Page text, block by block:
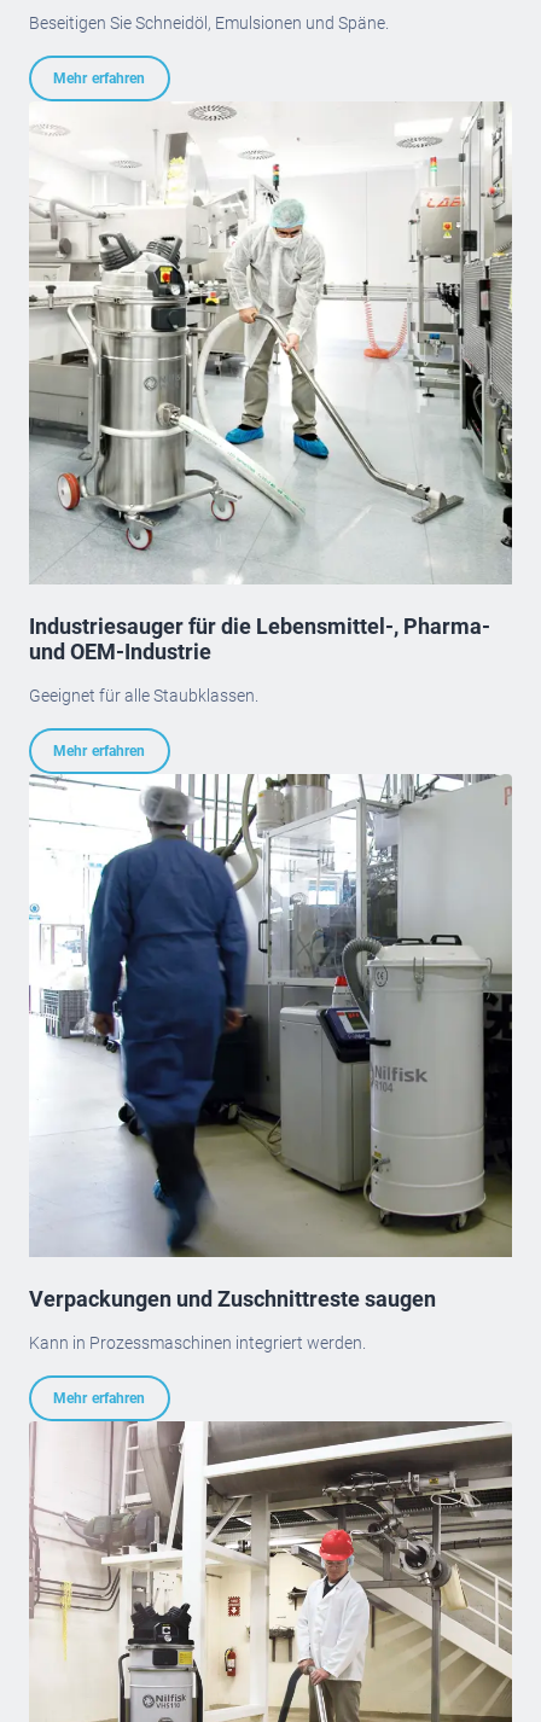
Beseitigen Sie Schneidöl, Emulsionen und Späne.
Mehr erfahren
Industriesauger für die Lebensmittel-, Pharma-
und OEM-Industrie
Geeignet für alle Staubklassen.
Mehr erfahren
Verpackungen und Zuschnittreste saugen
Kann in Prozessmaschinen integriert werden.
Mehr erfahren